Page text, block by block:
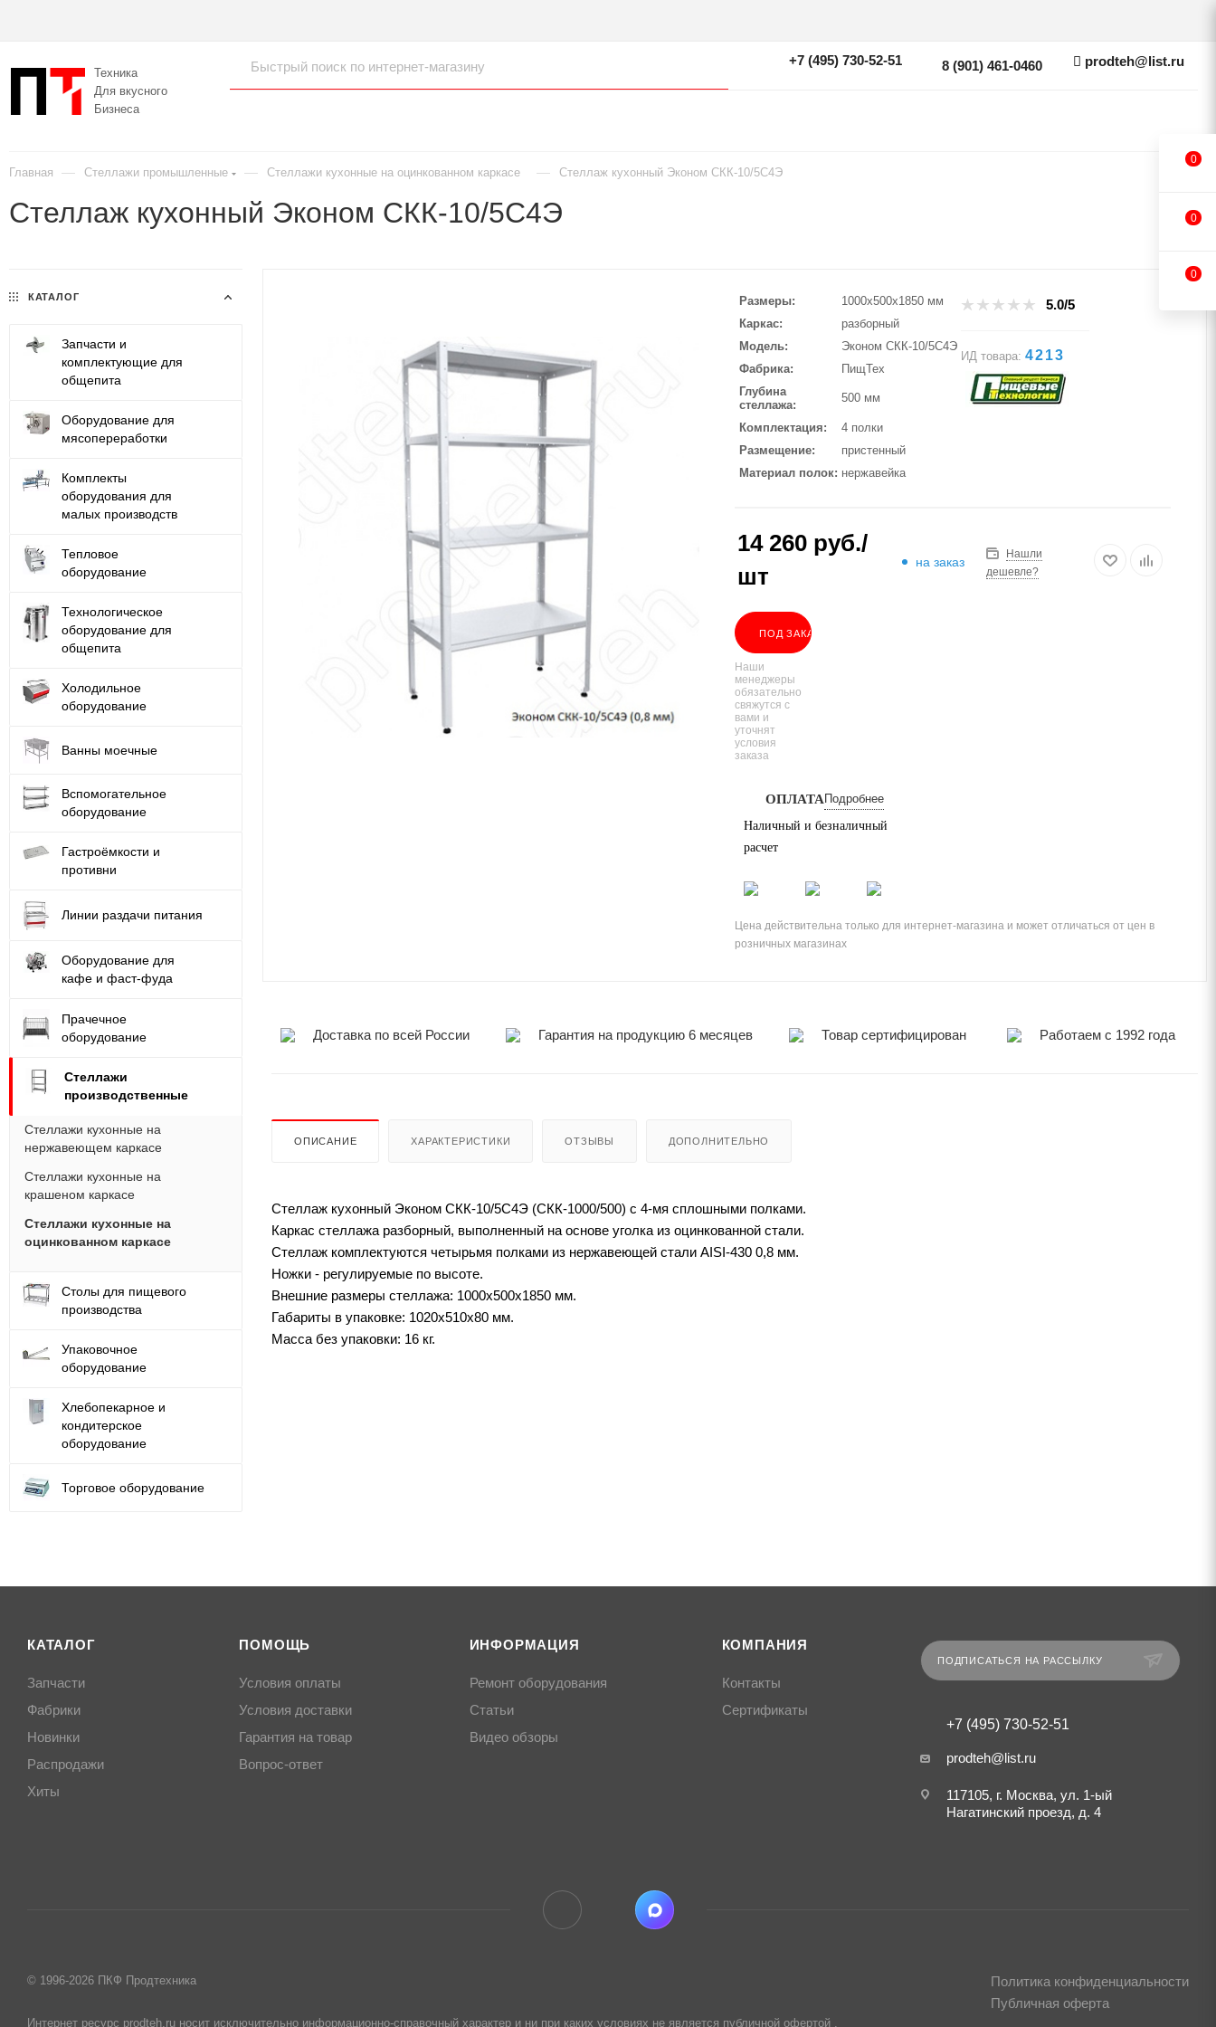
Техника
Для вкусного
Бизнеса
+7 (495) 730-52-51 8 (901) 461-0460 prodteh@list.ru
Главная — Стеллажи промышленные — Стеллажи кухонные на оцинкованном каркасе — Стеллаж кухонный Эконом СКК-10/5С4Э
Стеллаж кухонный Эконом СКК-10/5С4Э
Размеры
1000х500х1850 мм
Каркас
разборный
Модель
Эконом СКК-10/5С4Э
Фабрика
ПищТех
Глубина
стеллажа
500 мм
Комплектация
4 полки
Размещение
пристенный
Материал полок
нержавейка
5.0/5
ИД товара: 4213
14 260 руб./
шт
на заказ
Нашли
дешевле?
ПОД ЗАКАЗ
Наши
менеджеры
обязательно
свяжутся с
вами и
уточнят
условия
заказа
ОПЛАТА Подробнее
Наличный и безналичный
расчет
Цена действительна только для интернет-магазина и может отличаться от цен в
розничных магазинах
Доставка по всей России Гарантия на продукцию 6 месяцев Товар сертифицирован Работаем с 1992 года
ОПИСАНИЕ ХАРАКТЕРИСТИКИ ОТЗЫВЫ ДОПОЛНИТЕЛЬНО
Стеллаж кухонный Эконом СКК-10/5С4Э (СКК-1000/500) с 4-мя сплошными полками.
Каркас стеллажа разборный, выполненный на основе уголка из оцинкованной стали.
Стеллаж комплектуются четырьмя полками из нержавеющей стали AISI-430 0,8 мм.
Ножки - регулируемые по высоте.
Внешние размеры стеллажа: 1000х500х1850 мм.
Габариты в упаковке: 1020х510х80 мм.
Масса без упаковки: 16 кг.
КАТАЛОГ
Запчасти и
комплектующие для
общепита
Оборудование для
мясопереработки
Комплекты
оборудования для
малых производств
Тепловое
оборудование
Технологическое
оборудование для
общепита
Холодильное
оборудование
Ванны моечные
Вспомогательное
оборудование
Гастроёмкости и
противни
Линии раздачи питания
Оборудование для
кафе и фаст-фуда
Прачечное
оборудование
Стеллажи
производственные
Стеллажи кухонные на
нержавеющем каркасе
Стеллажи кухонные на
крашеном каркасе
Стеллажи кухонные на
оцинкованном каркасе
Столы для пищевого
производства
Упаковочное
оборудование
Хлебопекарное и
кондитерское
оборудование
Торговое оборудование
КАТАЛОГ
Запчасти
Фабрики
Новинки
Распродажи
Хиты
ПОМОЩЬ
Условия оплаты
Условия доставки
Гарантия на товар
Вопрос-ответ
ИНФОРМАЦИЯ
Ремонт оборудования
Статьи
Видео обзоры
КОМПАНИЯ
Контакты
Сертификаты
ПОДПИСАТЬСЯ НА РАССЫЛКУ
+7 (495) 730-52-51
prodteh@list.ru
117105, г. Москва, ул. 1-ый
Нагатинский проезд, д. 4
Политика конфиденциальности
Публичная оферта
© 1996-2026 ПКФ Продтехника
Интернет ресурс prodteh.ru носит исключительно информационно-справочный характер и ни при каких условиях не является публичной офертой ,
0
0
0